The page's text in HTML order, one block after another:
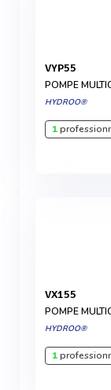
VYP55
POMPE
HYDROO®
1
VX155
POMPE
HYDROO®
1